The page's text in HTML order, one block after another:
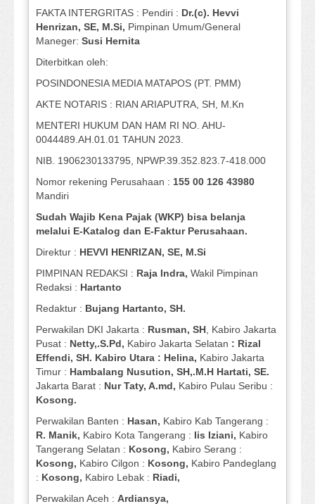
FAKTA INTERGRITAS : Pendiri : Dr.(c). Hevvi
Henrizan, SE, M.Si, Pimpinan Umum/General
Maneger: Susi Hernita
Diterbitkan oleh:
POSINDONESIA MEDIA MATAPOS (PT. PMM)
AKTE NOTARIS : RIAN ARIAPUTRA, SH, M.Kn
MENTERI HUKUM DAN HAM RI NO. AHU-
0044489.AH.01.01 TAHUN 2023.
NIB. 1906230133795, NPWP.39.352.823.7-418.000
Nomor rekening Perusahaan : 155 00 126 43980
Mandiri
Sudah Wajib Kena Pajak (WKP) bisa belanja
melalui E-Katalog dan E-Faktur Perusahaan.
Direktur : HEVVI HENRIZAN, SE, M.Si
PIMPINAN REDAKSI : Raja Indra, Wakil Pimpinan
Redaksi : Hartanto
Redaktur : Bujang Hartanto, SH.
Perwakilan DKI Jakarta : Rusman, SH, Kabiro Jakarta
Pusat : Netty,.S.Pd, Kabiro Jakarta Selatan : Rizal
Effendi, SH. Kabiro Utara : Helina, Kabiro Jakarta
Timur : Hambalang Nusution, SH,.M.H Hartati, SE.
Jakarta Barat : Nur Taty, A.md, Kabiro Pulau Seribu :
Kosong.
Perwakilan Banten : Hasan, Kabiro Kab Tangerang :
R. Manik, Kabiro Kota Tangerang : Iis Iziani, Kabiro
Tangerang Selatan : Kosong, Kabiro Serang :
Kosong, Kabiro Cilgon : Kosong, Kabiro Pandeglang
: Kosong, Kabiro Lebak : Riadi,
Perwakilan Aceh : Ardiansya,